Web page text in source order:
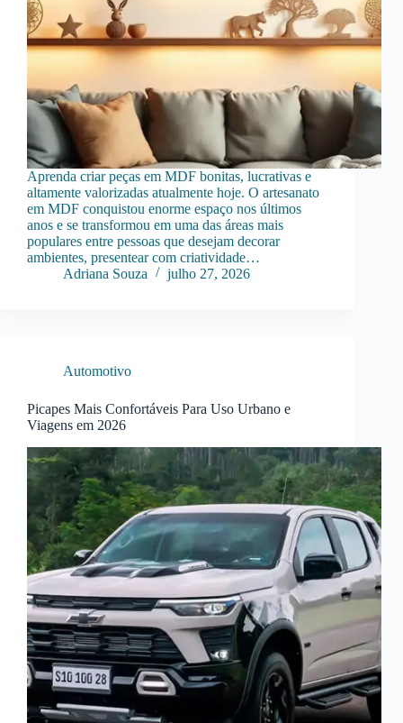
Aprenda criar peças em MDF bonitas, lucrativas e
altamente valorizadas atualmente hoje. O artesanato
em MDF conquistou enorme espaço nos últimos
anos e se transformou em uma das áreas mais
populares entre pessoas que desejam decorar
ambientes, presentear com criatividade…
Adriana Souza
julho 27, 2026
Automotivo
Picapes Mais Confortáveis Para Uso Urbano e
Viagens em 2026